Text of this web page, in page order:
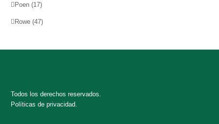
Poen (17)
Rowe (47)
Todos los derechos reservados.
Políticas de privacidad.